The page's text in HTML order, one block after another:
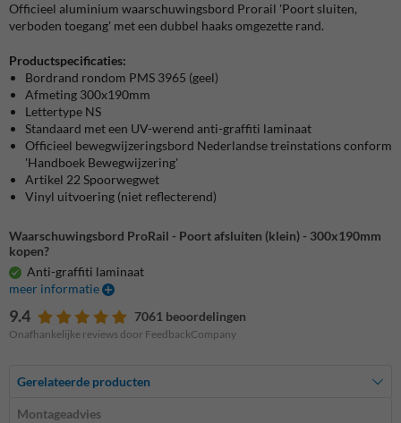
Officieel aluminium waarschuwingsbord Prorail 'Poort sluiten,
verboden toegang' met een dubbel haaks omgezette rand.
Productspecificaties:
Bordrand rondom PMS 3965 (geel)
Afmeting 300x190mm
Lettertype NS
Standaard met een UV-werend anti-graffiti laminaat
Officieel bewegwijzeringsbord Nederlandse treinstations conform
'Handboek Bewegwijzering'
Artikel 22 Spoorwegwet
Vinyl uitvoering (niet reflecterend)
Waarschuwingsbord ProRail - Poort afsluiten (klein) - 300x190mm
kopen?
Anti-graffiti laminaat
meer informatie
9.4 7061 beoordelingen
Onafhankelijke reviews door FeedbackCompany
Gerelateerde producten
Montageadvies